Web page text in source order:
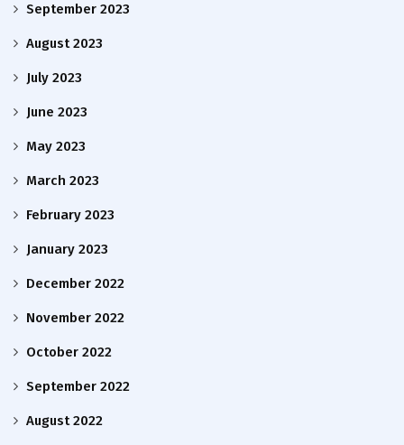
September 2023
August 2023
July 2023
June 2023
May 2023
March 2023
February 2023
January 2023
December 2022
November 2022
October 2022
September 2022
August 2022